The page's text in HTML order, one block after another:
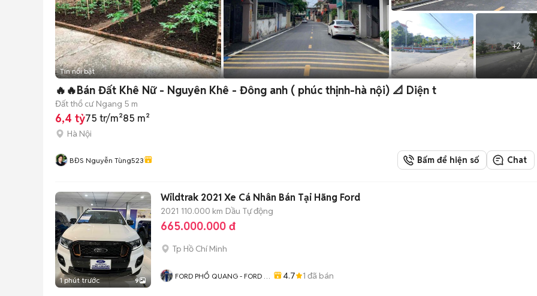
+2
Tin nổi bật
🔥🔥Bán Đất Khê Nữ - Nguyên Khê - Đông anh ( phúc thịnh-hà nội) 📐 Diện t
Đất thổ cư Ngang 5 m
6,4 tỷ75 tr/m²85 m²
Hà Nội
BĐS Nguyễn Tùng523 Bấm để hiện số Chat
1 phút trước 9
Wildtrak 2021 Xe Cá Nhân Bán Tại Hãng Ford
2021 110.000 km Dầu Tự động
665.000.000 đ
Tp Hồ Chí Minh
FORD PHỔ QUANG - FORD CŨ
4.7 1 đã bán